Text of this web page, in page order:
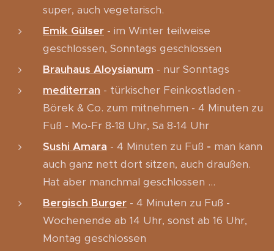
super, auch vegetarisch.
Emik Gülser - im Winter teilweise
geschlossen, Sonntags geschlossen
Brauhaus Aloysianum - nur Sonntags
mediterran - türkischer Feinkostladen -
Börek & Co. zum mitnehmen - 4 Minuten zu
Fuß - Mo-Fr 8-18 Uhr, Sa 8-14 Uhr
Sushi Amara - 4 Minuten zu Fuß - man kann
auch ganz nett dort sitzen, auch draußen.
Hat aber manchmal geschlossen ...
Bergisch Burger - 4 Minuten zu Fuß -
Wochenende ab 14 Uhr, sonst ab 16 Uhr,
Montag geschlossen